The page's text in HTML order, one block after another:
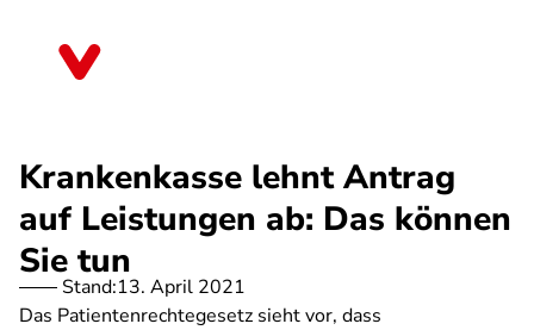
Krankenkasse lehnt Antrag
auf Leistungen ab: Das können
Sie tun
Stand:13. April 2021
Das Patientenrechtegesetz sieht vor, dass